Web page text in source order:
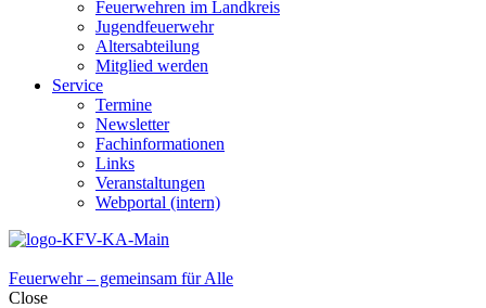
Feuerwehren im Landkreis
Jugendfeuerwehr
Altersabteilung
Mitglied werden
Service
Termine
Newsletter
Fachinformationen
Links
Veranstaltungen
Webportal (intern)
Feuerwehr – gemeinsam für Alle
Close